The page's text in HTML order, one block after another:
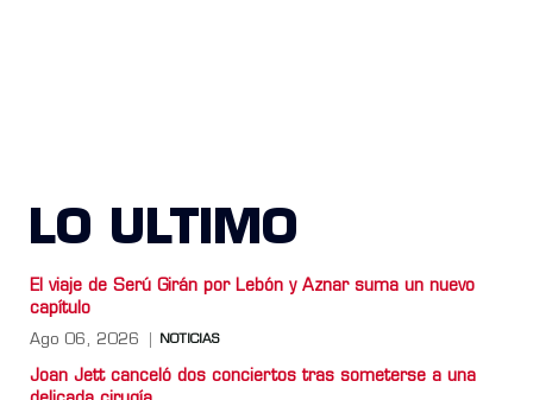
LO ULTIMO
El viaje de Serú Girán por Lebón y Aznar suma un nuevo
capítulo
Ago 06, 2026 NOTICIAS
Joan Jett canceló dos conciertos tras someterse a una